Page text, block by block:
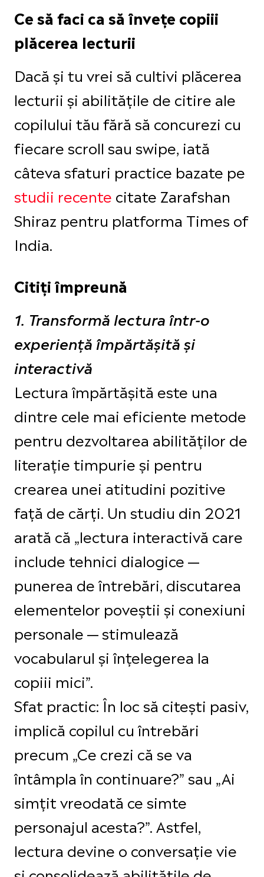
Ce să faci ca să învețe copiii
plăcerea lecturii
Dacă și tu vrei să cultivi plăcerea
lecturii și abilitățile de citire ale
copilului tău fără să concurezi cu
fiecare scroll sau swipe, iată
câteva sfaturi practice bazate pe
studii recente citate Zarafshan
Shiraz pentru platforma Times of
India.
Citiți împreună
1. Transformă lectura într-o
experiență împărtășită și
interactivă
Lectura împărtășită este una
dintre cele mai eficiente metode
pentru dezvoltarea abilităților de
literație timpurie și pentru
crearea unei atitudini pozitive
față de cărți. Un studiu din 2021
arată că „lectura interactivă care
include tehnici dialogice —
punerea de întrebări, discutarea
elementelor poveștii și conexiuni
personale — stimulează
vocabularul și înțelegerea la
copiii mici”.
Sfat practic: În loc să citești pasiv,
implică copilul cu întrebări
precum „Ce crezi că se va
întâmpla în continuare?” sau „Ai
simțit vreodată ce simte
personajul acesta?”. Astfel,
lectura devine o conversație vie